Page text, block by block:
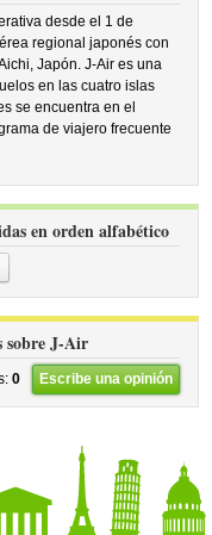
desde el 1 de
regional japonés con
Japón. J-Air es una
en las cuatro islas
se encuentra en el
de viajero frecuente
en orden alfabético
sobre J-Air
0 Escribe una opinión